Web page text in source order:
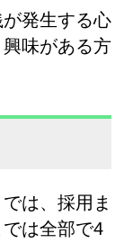
発生する心
味がある方
は、採用ま
は全部で4